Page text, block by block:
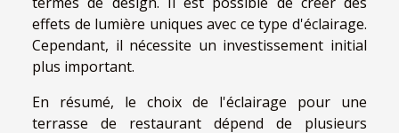
effets de lumière uniques avec ce type d'éclairage.
Cependant, il nécessite un investissement initial
plus important.
En résumé, le choix de l'éclairage pour une
terrasse de restaurant dépend de plusieurs